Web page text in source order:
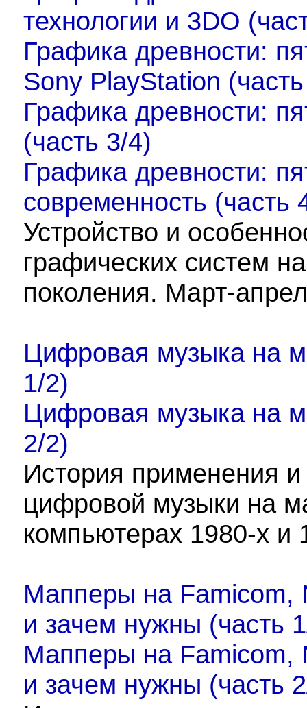
технологии и 3DO
Графика древности:
Sony PlayStation
Графика древности:
(часть 3/4)
Графика древности:
современность (часть
Устройство и
графических систем
поколения. Март-
Цифровая музыка на
1/2)
Цифровая музыка на
2/2)
История применения
цифровой музыки на
компьютерах 1980-х и
Мапперы на Famicom,
и зачем нужны (часть
Мапперы на Famicom,
и зачем нужны (часть